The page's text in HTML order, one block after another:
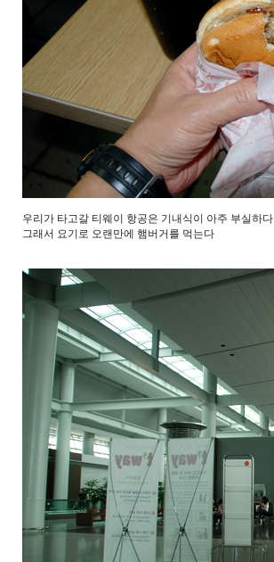
우리가 타고갈 티웨이 항공은 기내식이 아주 부실하다
그래서 요기로 오랜만에 햄버거를 먹는다